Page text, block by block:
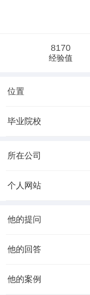
8170
经验值
位置
毕业院校
所在公司
个人网站
他的提问
他的回答
他的案例